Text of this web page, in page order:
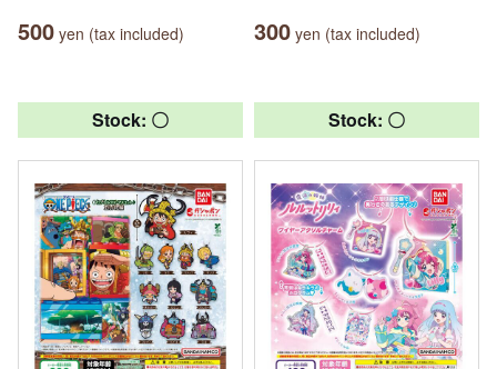
500 yen (tax included) 300 yen (tax included)
Stock: 〇 Stock: 〇